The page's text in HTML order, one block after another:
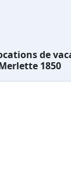
de
1850